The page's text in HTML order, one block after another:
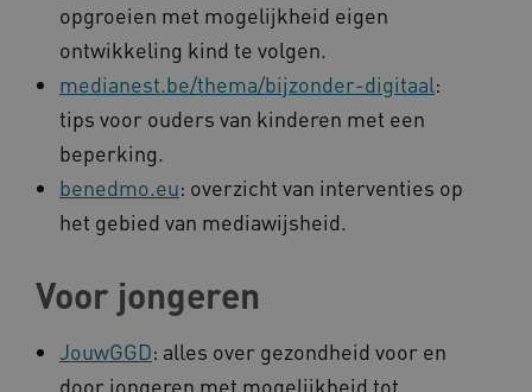
opgroeien met mogelijkheid eigen
ontwikkeling kind te volgen.
medianest.be/thema/bijzonder-digitaal:
tips voor ouders van kinderen met een
beperking.
benedmo.eu: overzicht van interventies op
het gebied van mediawijsheid.
Voor jongeren
JouwGGD: alles over gezondheid voor en
door jongeren met mogelijkheid tot